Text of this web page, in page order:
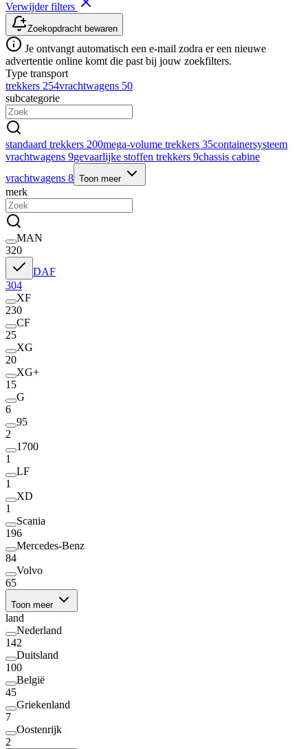
Verwijder filters
Zoekopdracht bewaren
Je ontvangt automatisch een e-mail zodra er een nieuwe
advertentie online komt die past bij jouw zoekfilters.
Type transport
trekkers 254vrachtwagens 50
subcategorie
standaard trekkers 200mega-volume trekkers 35containersysteem
vrachtwagens 9gevaarlijke stoffen trekkers 9chassis cabine
vrachtwagens 8 Toon meer
merk
MAN
320
DAF
304
XF
230
CF
25
XG
20
XG+
15
G
6
95
2
1700
1
LF
1
XD
1
Scania
196
Mercedes-Benz
84
Volvo
65
Toon meer
land
Nederland
142
Duitsland
100
België
45
Griekenland
7
Oostenrijk
2